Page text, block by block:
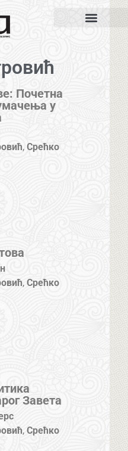
Почетна
у
,Срећко
,Срећко
Завета
,Срећко